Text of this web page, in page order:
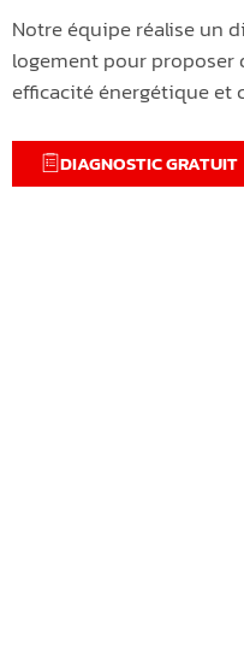
Notre équipe réalise un
logement pour proposer
efficacité énergétique et
DIAGNOSTIC GRATUIT